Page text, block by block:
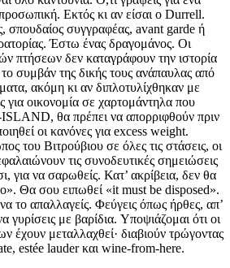
Εκτός κι αν είσαι ο Durrell.
σπουδαίος συγγραφέας, avant garde ή
Έστω ένας δραγομάνος. Οι
πτήσεων δεν καταγράφουν την ιστορία
συμβάν της δικής τους ανάπαυλας από
ακόμη κι αν διπλοτυλίχθηκαν με
για οικονομία σε χαρτομάντηλα που
θα πρέπει να απορριφθούν πριν
οι κανόνες για excess weight.
του Βιτρούβιου σε όλες τις στάσεις, οι
τις συνοδευτικές σημειώσεις
για να σαρωθείς. Κατ’ ακρίβεια, δεν θα
Θα σου ειπωθεί «it must be disposed».
το απαλλαγείς. Φεύγεις όπως ήρθες, απ’
γυρίσεις με βαρίδια. Υποψιάζομαι ότι οι
έχουν μεταλλαχθεί· διαβιούν τρώγοντας
estée lauder και wine-from-here.